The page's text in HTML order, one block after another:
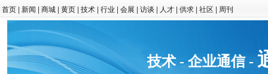
首页 新闻 商城 黄页 技术 行业 会展 访谈 人才 供求 社区 周刊
技术 - 企业通信 -